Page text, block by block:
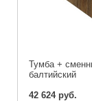
Тумба +
балтийский
42 624 руб.